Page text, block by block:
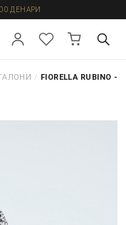
ДЕНАРИ
/ FIORELLA RUBINO